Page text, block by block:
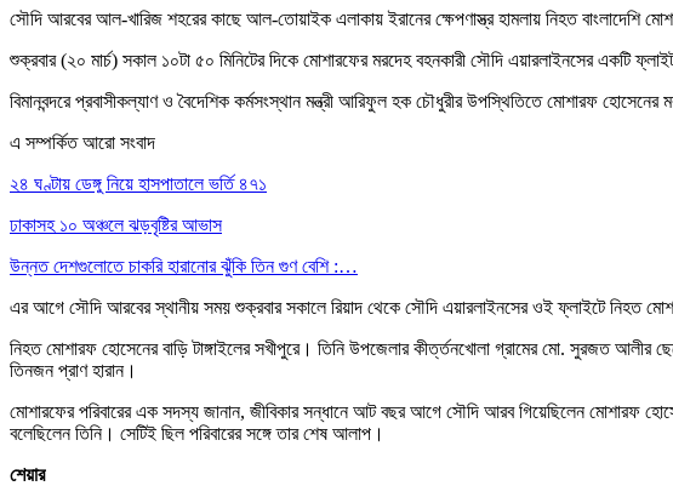
সৌদি আরবের আল-খারিজ শহরের কাছে আল-তোয়াইক এলাকায় ইরানের ক্ষেপণাস্ত্র হামলায় নিহত বাংলাদেশি
শুক্রবার (২০ মার্চ) সকাল ১০টা ৫০ মিনিটের দিকে মোশারফের মরদেহ বহনকারী সৌদি এয়ারলাইনসের একটি
বিমানবন্দরে প্রবাসীকল্যাণ ও বৈদেশিক কর্মসংস্থান মন্ত্রী আরিফুল হক চৌধুরীর উপস্থিতিতে মোশারফ
এ সম্পর্কিত আরো সংবাদ
২৪ ঘণ্টায় ডেঙ্গু নিয়ে হাসপাতালে ভর্তি ৪৭১
ঢাকাসহ ১০ অঞ্চলে ঝড়বৃষ্টির আভাস
উন্নত দেশগুলোতে চাকরি হারানোর ঝুঁকি তিন গুণ বেশি :…
এর আগে সৌদি আরবের স্থানীয় সময় শুক্রবার সকালে রিয়াদ থেকে সৌদি এয়ারলাইনসের ওই ফ্লাইটে নিহত
নিহত মোশারফ হোসেনের বাড়ি টাঙ্গাইলের সখীপুরে। তিনি উপজেলার কীর্ত্তনখোলা গ্রামের মো. সুরজত
তিনজন প্রাণ হারান।
মোশারফের পরিবারের এক সদস্য জানান, জীবিকার সন্ধানে আট বছর আগে সৌদি আরব গিয়েছিলেন মোশারফ
বলেছিলেন তিনি। সেটিই ছিল পরিবারের সঙ্গে তার শেষ আলাপ।
শেয়ার